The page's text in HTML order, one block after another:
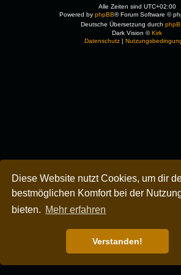
Diese Website nutzt Cookies, um dir
bestmöglichen Komfort bei der
bieten. Mehr erfahren
Verstanden!
Alle Zeiten sind UTC+02:00
Powered by phpBB® Forum Software ©
Deutsche Übersetzung durch
Dark Vision ©Kirk
Datenschutz|